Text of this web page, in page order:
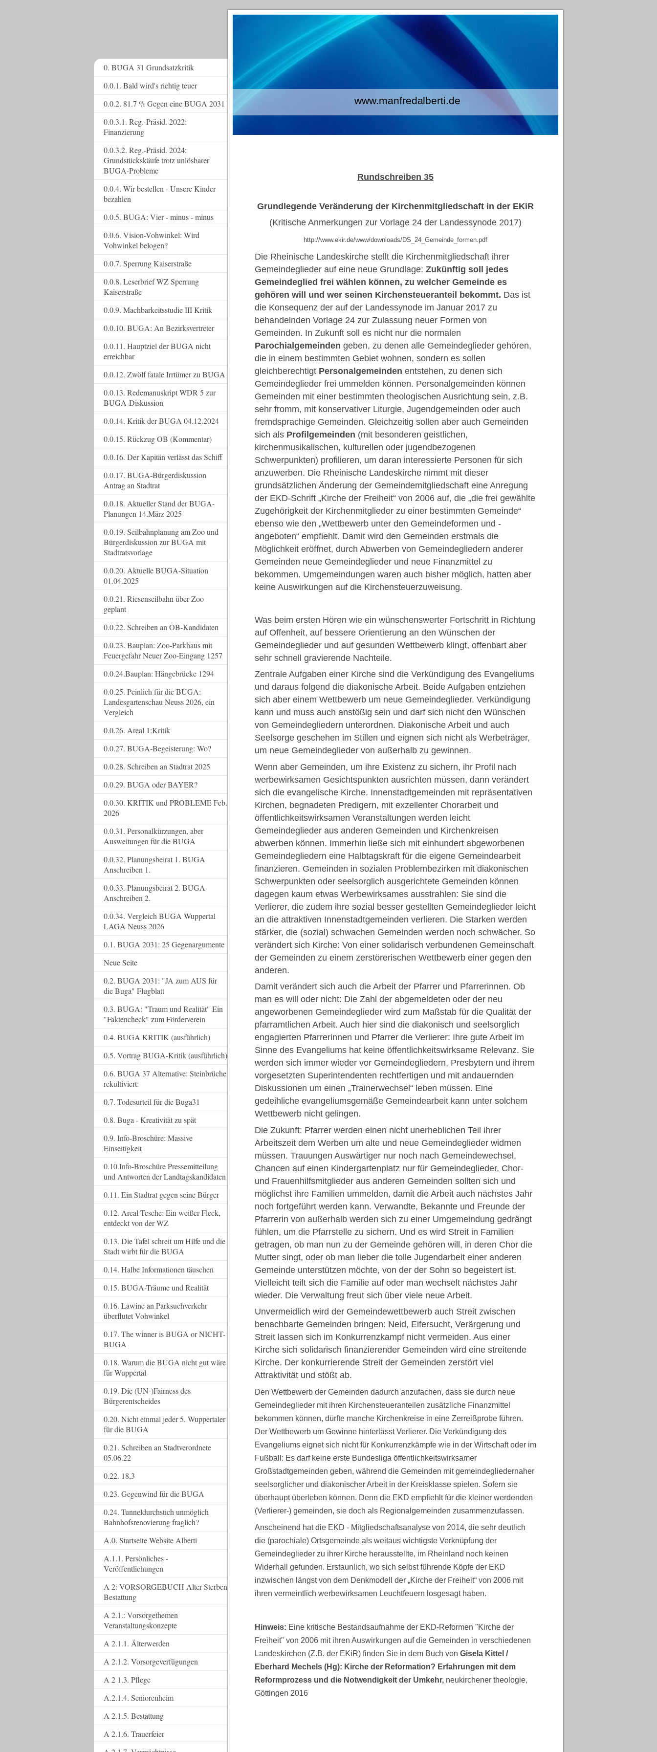
www.manfredalberti.de
Rundschreiben 35
Grundlegende Veränderung der Kirchenmitgliedschaft in der EKiR
(Kritische Anmerkungen zur Vorlage 24 der Landessynode 2017)
http://www.ekir.de/www/downloads/DS_24_Gemeinde_formen.pdf
Die Rheinische Landeskirche stellt die Kirchenmitgliedschaft ihrer
Gemeindeglieder auf eine neue Grundlage: Zukünftig soll jedes
Gemeindeglied frei wählen können, zu welcher Gemeinde es
gehören will und wer seinen Kirchensteueranteil bekommt. Das ist
die Konsequenz der auf der Landessynode im Januar 2017 zu
behandelnden Vorlage 24 zur Zulassung neuer Formen von
Gemeinden. In Zukunft soll es nicht nur die normalen
Parochialgemeinden geben, zu denen alle Gemeindeglieder gehören,
die in einem bestimmten Gebiet wohnen, sondern es sollen
gleichberechtigt Personalgemeinden entstehen, zu denen sich
Gemeindeglieder frei ummelden können. Personalgemeinden können
Gemeinden mit einer bestimmten theologischen Ausrichtung sein, z.B.
sehr fromm, mit konservativer Liturgie, Jugendgemeinden oder auch
fremdsprachige Gemeinden. Gleichzeitig sollen aber auch Gemeinden
sich als Profilgemeinden (mit besonderen geistlichen,
kirchenmusikalischen, kulturellen oder jugendbezogenen
Schwerpunkten) profilieren, um daran interessierte Personen für sich
anzuwerben. Die Rheinische Landeskirche nimmt mit dieser
grundsätzlichen Änderung der Gemeindemitgliedschaft eine Anregung
der EKD-Schrift „Kirche der Freiheit“ von 2006 auf, die „die frei gewählte
Zugehörigkeit der Kirchenmitglieder zu einer bestimmten Gemeinde“
ebenso wie den „Wettbewerb unter den Gemeindeformen und -
angeboten“ empfiehlt. Damit wird den Gemeinden erstmals die
Möglichkeit eröffnet, durch Abwerben von Gemeindegliedern anderer
Gemeinden neue Gemeindeglieder und neue Finanzmittel zu
bekommen. Umgemeindungen waren auch bisher möglich, hatten aber
keine Auswirkungen auf die Kirchensteuerzuweisung.
Was beim ersten Hören wie ein wünschenswerter Fortschritt in Richtung
auf Offenheit, auf bessere Orientierung an den Wünschen der
Gemeindeglieder und auf gesunden Wettbewerb klingt, offenbart aber
sehr schnell gravierende Nachteile.
Zentrale Aufgaben einer Kirche sind die Verkündigung des Evangeliums
und daraus folgend die diakonische Arbeit. Beide Aufgaben entziehen
sich aber einem Wettbewerb um neue Gemeindeglieder. Verkündigung
kann und muss auch anstößig sein und darf sich nicht den Wünschen
von Gemeindegliedern unterordnen. Diakonische Arbeit und auch
Seelsorge geschehen im Stillen und eignen sich nicht als Werbeträger,
um neue Gemeindeglieder von außerhalb zu gewinnen.
Wenn aber Gemeinden, um ihre Existenz zu sichern, ihr Profil nach
werbewirksamen Gesichtspunkten ausrichten müssen, dann verändert
sich die evangelische Kirche. Innenstadtgemeinden mit repräsentativen
Kirchen, begnadeten Predigern, mit exzellenter Chorarbeit und
öffentlichkeitswirksamen Veranstaltungen werden leicht
Gemeindeglieder aus anderen Gemeinden und Kirchenkreisen
abwerben können. Immerhin ließe sich mit einhundert abgeworbenen
Gemeindegliedern eine Halbtagskraft für die eigene Gemeindearbeit
finanzieren. Gemeinden in sozialen Problembezirken mit diakonischen
Schwerpunkten oder seelsorglich ausgerichtete Gemeinden können
dagegen kaum etwas Werbewirksames ausstrahlen: Sie sind die
Verlierer, die zudem ihre sozial besser gestellten Gemeindeglieder leicht
an die attraktiven Innenstadtgemeinden verlieren. Die Starken werden
stärker, die (sozial) schwachen Gemeinden werden noch schwächer. So
verändert sich Kirche: Von einer solidarisch verbundenen Gemeinschaft
der Gemeinden zu einem zerstörerischen Wettbewerb einer gegen den
anderen.
Damit verändert sich auch die Arbeit der Pfarrer und Pfarrerinnen. Ob
man es will oder nicht: Die Zahl der abgemeldeten oder der neu
angeworbenen Gemeindeglieder wird zum Maßstab für die Qualität der
pfarramtlichen Arbeit. Auch hier sind die diakonisch und seelsorglich
engagierten Pfarrerinnen und Pfarrer die Verlierer: Ihre gute Arbeit im
Sinne des Evangeliums hat keine öffentlichkeitswirksame Relevanz. Sie
werden sich immer wieder vor Gemeindegliedern, Presbytern und ihrem
vorgesetzten Superintendenten rechtfertigen und mit andauernden
Diskussionen um einen „Trainerwechsel“ leben müssen. Eine
gedeihliche evangeliumsgemäße Gemeindearbeit kann unter solchem
Wettbewerb nicht gelingen.
Die Zukunft: Pfarrer werden einen nicht unerheblichen Teil ihrer
Arbeitszeit dem Werben um alte und neue Gemeindeglieder widmen
müssen. Trauungen Auswärtiger nur noch nach Gemeindewechsel,
Chancen auf einen Kindergartenplatz nur für Gemeindeglieder, Chor-
und Frauenhilfsmitglieder aus anderen Gemeinden sollten sich und
möglichst ihre Familien ummelden, damit die Arbeit auch nächstes Jahr
noch fortgeführt werden kann. Verwandte, Bekannte und Freunde der
Pfarrerin von außerhalb werden sich zu einer Umgemeindung gedrängt
fühlen, um die Pfarrstelle zu sichern. Und es wird Streit in Familien
getragen, ob man nun zu der Gemeinde gehören will, in deren Chor die
Mutter singt, oder ob man lieber die tolle Jugendarbeit einer anderen
Gemeinde unterstützen möchte, von der der Sohn so begeistert ist.
Vielleicht teilt sich die Familie auf oder man wechselt nächstes Jahr
wieder. Die Verwaltung freut sich über viele neue Arbeit.
Unvermeidlich wird der Gemeindewettbewerb auch Streit zwischen
benachbarte Gemeinden bringen: Neid, Eifersucht, Verärgerung und
Streit lassen sich im Konkurrenzkampf nicht vermeiden. Aus einer
Kirche sich solidarisch finanzierender Gemeinden wird eine streitende
Kirche. Der konkurrierende Streit der Gemeinden zerstört viel
Attraktivität und stößt ab.
Den Wettbewerb der Gemeinden dadurch anzufachen, dass sie durch neue
Gemeindeglieder mit ihren Kirchensteueranteilen zusätzliche Finanzmittel
bekommen können, dürfte manche Kirchenkreise in eine Zerreißprobe führen.
Der Wettbewerb um Gewinne hinterlässt Verlierer. Die Verkündigung des
Evangeliums eignet sich nicht für Konkurrenzkämpfe wie in der Wirtschaft oder im
Fußball: Es darf keine erste Bundesliga öffentlichkeitswirksamer
Großstadtgemeinden geben, während die Gemeinden mit gemeindegliedernaher
seelsorglicher und diakonischer Arbeit in der Kreisklasse spielen. Sofern sie
überhaupt überleben können. Denn die EKD empfiehlt für die kleiner werdenden
(Verlierer-) gemeinden, sie doch als Regionalgemeinden zusammenzufassen.
Anscheinend hat die EKD - Mitgliedschaftsanalyse von 2014, die sehr deutlich
die (parochiale) Ortsgemeinde als weitaus wichtigste Verknüpfung der
Gemeindeglieder zu ihrer Kirche herausstellte, im Rheinland noch keinen
Widerhall gefunden. Erstaunlich, wo sich selbst führende Köpfe der EKD
inzwischen längst von dem Denkmodell der „Kirche der Freiheit“ von 2006 mit
ihren vermeintlich werbewirksamen Leuchtfeuern losgesagt haben.
Hinweis: Eine kritische Bestandsaufnahme der EKD-Reformen "Kirche der
Freiheit" von 2006 mit ihren Auswirkungen auf die Gemeinden in verschiedenen
Landeskirchen (Z.B. der EKiR) finden Sie in dem Buch von Gisela Kittel /
Eberhard Mechels (Hg): Kirche der Reformation? Erfahrungen mit dem
Reformprozess und die Notwendigkeit der Umkehr,neukirchener theologie,
Göttingen 2016
0. BUGA 31 Grundsatzkritik
0.0.1. Bald wird's richtig teuer
0.0.2. 81.7 % Gegen eine BUGA 2031
0.0.3.1. Reg.-Präsid. 2022:
Finanzierung
0.0.3.2. Reg.-Präsid. 2024:
Grundstückskäufe trotz unlösbarer
BUGA-Probleme
0.0.4. Wir bestellen - Unsere Kinder
bezahlen
0.0.5. BUGA: Vier - minus - minus
0.0.6. Vision-Vohwinkel: Wird
Vohwinkel belogen?
0.0.7. Sperrung Kaiserstraße
0.0.8. Leserbrief WZ Sperrung
Kaiserstraße
0.0.9. Machbarkeitsstudie III Kritik
0.0.10. BUGA: An Bezirksvertreter
0.0.11. Hauptziel der BUGA nicht
erreichbar
0.0.12. Zwölf fatale Irrtümer zu BUGA
0.0.13. Redemanuskript WDR 5 zur
BUGA-Diskussion
0.0.14. Kritik der BUGA 04.12.2024
0.0.15. Rückzug OB (Kommentar)
0.0.16. Der Kapitän verlässt das Schiff
0.0.17. BUGA-Bürgerdiskussion
Antrag an Stadtrat
0.0.18. Aktueller Stand der BUGA-
Planungen 14.März 2025
0.0.19. Seilbahnplanung am Zoo und
Bürgerdiskussion zur BUGA mit
Stadtratsvorlage
0.0.20. Aktuelle BUGA-Situation
01.04.2025
0.0.21. Riesenseilbahn über Zoo
geplant
0.0.22. Schreiben an OB-Kandidaten
0.0.23. Bauplan: Zoo-Parkhaus mit
Feuergefahr Neuer Zoo-Eingang 1257
0.0.24.Bauplan: Hängebrücke 1294
0.0.25. Peinlich für die BUGA:
Landesgartenschau Neuss 2026, ein
Vergleich
0.0.26. Areal 1:Kritik
0.0.27. BUGA-Begeisterung: Wo?
0.0.28. Schreiben an Stadtrat 2025
0.0.29. BUGA oder BAYER?
0.0.30. KRITIK und PROBLEME Feb.
2026
0.0.31. Personalkürzungen, aber
Ausweitungen für die BUGA
0.0.32. Planungsbeirat 1. BUGA
Anschreiben 1.
0.0.33. Planungsbeirat 2. BUGA
Anschreiben 2.
0.0.34. Vergleich BUGA Wuppertal
LAGA Neuss 2026
0.1. BUGA 2031: 25 Gegenargumente
Neue Seite
0.2. BUGA 2031: "JA zum AUS für
die Buga" Flugblatt
0.3. BUGA: "Traum und Realität" Ein
"Faktencheck" zum Förderverein
0.4. BUGA KRITIK (ausführlich)
0.5. Vortrag BUGA-Kritik (ausführlich)
0.6. BUGA 37 Alternative: Steinbrüche
rekultiviert:
0.7. Todesurteil für die Buga31
0.8. Buga - Kreativität zu spät
0.9. Info-Broschüre: Massive
Einseitigkeit
0.10.Info-Broschüre Pressemitteilung
und Antworten der Landtagskandidaten
0.11. Ein Stadtrat gegen seine Bürger
0.12. Areal Tesche: Ein weißer Fleck,
entdeckt von der WZ
0.13. Die Tafel schreit um Hilfe und die
Stadt wirbt für die BUGA
0.14. Halbe Informationen täuschen
0.15. BUGA-Träume und Realität
0.16. Lawine an Parksuchverkehr
überflutet Vohwinkel
0.17. The winner is BUGA or NICHT-
BUGA
0.18. Warum die BUGA nicht gut wäre
für Wuppertal
0.19. Die (UN-)Fairness des
Bürgerentscheides
0.20. Nicht einmal jeder 5. Wuppertaler
für die BUGA
0.21. Schreiben an Stadtverordnete
05.06.22
0.22. 18,3
0.23. Gegenwind für die BUGA
0.24. Tunneldurchstich unmöglich
Bahnhofsrenovierung fraglich?
A.0. Startseite Website Alberti
A.1.1. Persönliches -
Veröffentlichungen
A 2: VORSORGEBUCH Alter Sterben
Bestattung
A 2.1.: Vorsorgethemen
Veranstaltungskonzepte
A 2.1.1. Älterwerden
A 2.1.2. Vorsorgeverfügungen
A 2 1.3. Pflege
A.2.1.4. Seniorenheim
A 2.1.5. Bestattung
A 2.1.6. Trauerfeier